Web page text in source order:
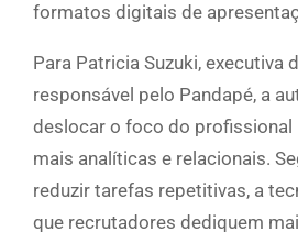
formatos digitais de
Para Patricia Suzuki, executiva
responsável pelo Pandapé, a
deslocar o foco do profissional
mais analíticas e relacionais.
reduzir tarefas repetitivas, a
que recrutadores dediquem